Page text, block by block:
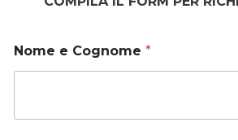
Nome e Cognome *